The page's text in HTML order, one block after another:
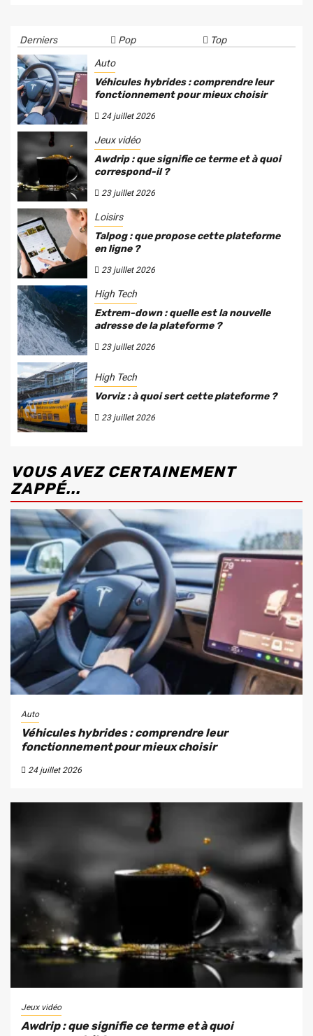
Derniers Pop Top
Auto
Véhicules hybrides : comprendre leur
fonctionnement pour mieux choisir
24 juillet 2026
Jeux vidéo
Awdrip : que signifie ce terme et à quoi
correspond-il ?
23 juillet 2026
Loisirs
Talpog : que propose cette plateforme
en ligne ?
23 juillet 2026
High Tech
Extrem-down : quelle est la nouvelle
adresse de la plateforme ?
23 juillet 2026
High Tech
Vorviz : à quoi sert cette plateforme ?
23 juillet 2026
VOUS AVEZ CERTAINEMENT
ZAPPÉ...
Auto
Véhicules hybrides : comprendre leur
fonctionnement pour mieux choisir
24 juillet 2026
Jeux vidéo
Awdrip : que signifie ce terme et à quoi